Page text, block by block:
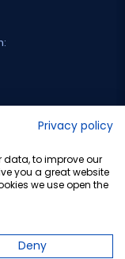
Privacy policy
data, to improve our
you a great website
we use open the
Deny